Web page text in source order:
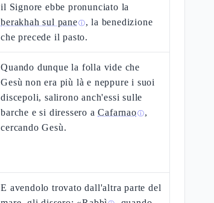
il Signore ebbe pronunciato la
berakhah sul paneⓘ, la benedizione
che precede il pasto.
Quando dunque la folla vide che
Gesù non era più là e neppure i suoi
discepoli, salirono anch'essi sulle
barche e si diressero aCafarnaoⓘ,
cercando Gesù.
E avendolo trovato dall'altra parte del